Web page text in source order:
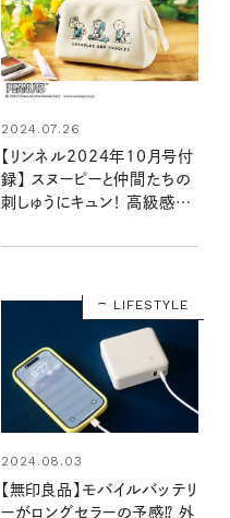
2024.07.26
【リンネル2024年10月号付
録】 スヌーピーと仲間たちの
刺しゅうにキュン！ 高級感溢
発売リンネル2024年10月
LIFESTYLE
2024.08.03
【無印良品】モバイルバッテリ
ーがロングセラーの予感⁉ 外